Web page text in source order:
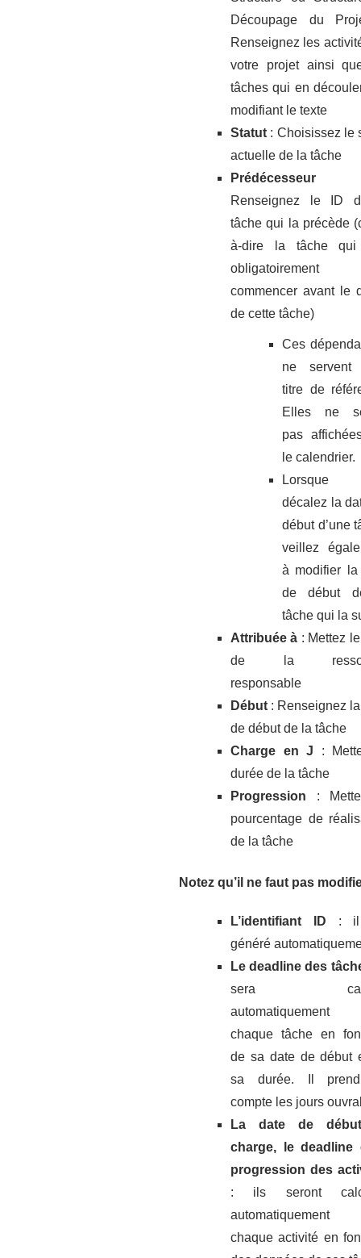
Découpage du
Renseignez les
votre projet ainsi
tâches qui en
modifiant le texte
Statut : Choisissez le
actuelle de la tâche
Renseignez le ID
tâche qui la précède
à-dire la tâche qui
obligatoirement
commencer avant le
de cette tâche)
Ces
ne servent
titre de
Elles ne
pas
le calendrier.
Lorsque
décalez la
début d’une
veillez
à modifier la
de début
tâche qui la
Attribuée à : Mettez
de la
responsable
Début : Renseignez
de début de la tâche
Charge en J :
durée de la tâche
Progression :
pourcentage de
de la tâche
Notez qu’il ne faut pas
L’identifiant ID : il
généré
Le deadline des
sera
automatiquement
chaque tâche en
de sa date de début
sa durée. Il
compte les jours
La date de début
charge, le deadline
progression des
: ils seront
automatiquement
chaque activité en